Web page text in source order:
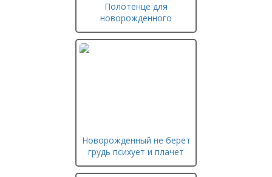
Полотенце для
новорожденного
Новорожденный не берет
грудь психует и плачет